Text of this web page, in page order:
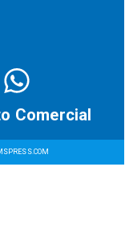
Comercial